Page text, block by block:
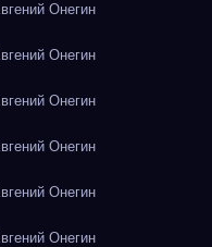
Онегин
Онегин
Онегин
Онегин
Онегин
Онегин